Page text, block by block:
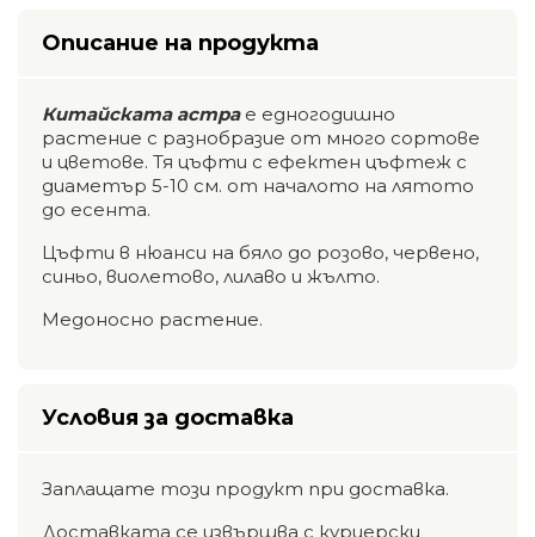
Описание на продукта
Китайската астрае едногодишно
растение с разнобразие от много сортове
и цветове. Тя цъфти с ефектен цъфтеж с
диаметър 5-10 см. от началото на лятото
до есента.
Цъфти в нюанси на бяло до розово, червено,
синьо, виолетово, лилаво и жълто.
Медоносно растение.
Условия за доставка
Заплащате този продукт при доставка.
Доставката се извършва с куриерски